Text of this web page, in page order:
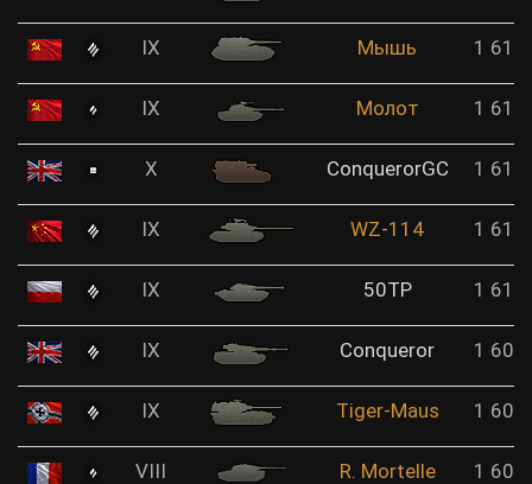
IX Мышь 1
IX Молот 1
X ConquerorGC 1
IX WZ-114 1
IX 50TP 1
IX Conqueror 1
IX Tiger-Maus 1
VIII R. Mortelle 1